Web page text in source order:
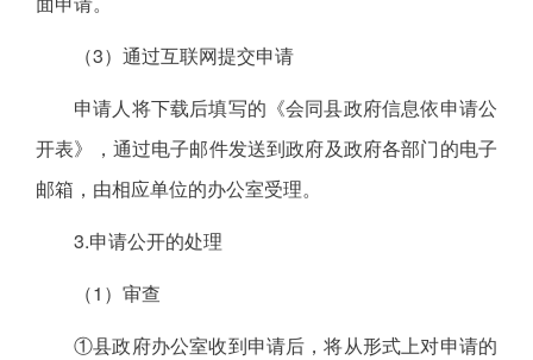
（3）通过互联网提交申请
申请人将下载后填写的《会同县政府信息依申请公
开表》，通过电子邮件发送到政府及政府各部门的电子
邮箱，由相应单位的办公室受理。
3.申请公开的处理
（1）审查
①县政府办公室收到申请后，将从形式上对申请的